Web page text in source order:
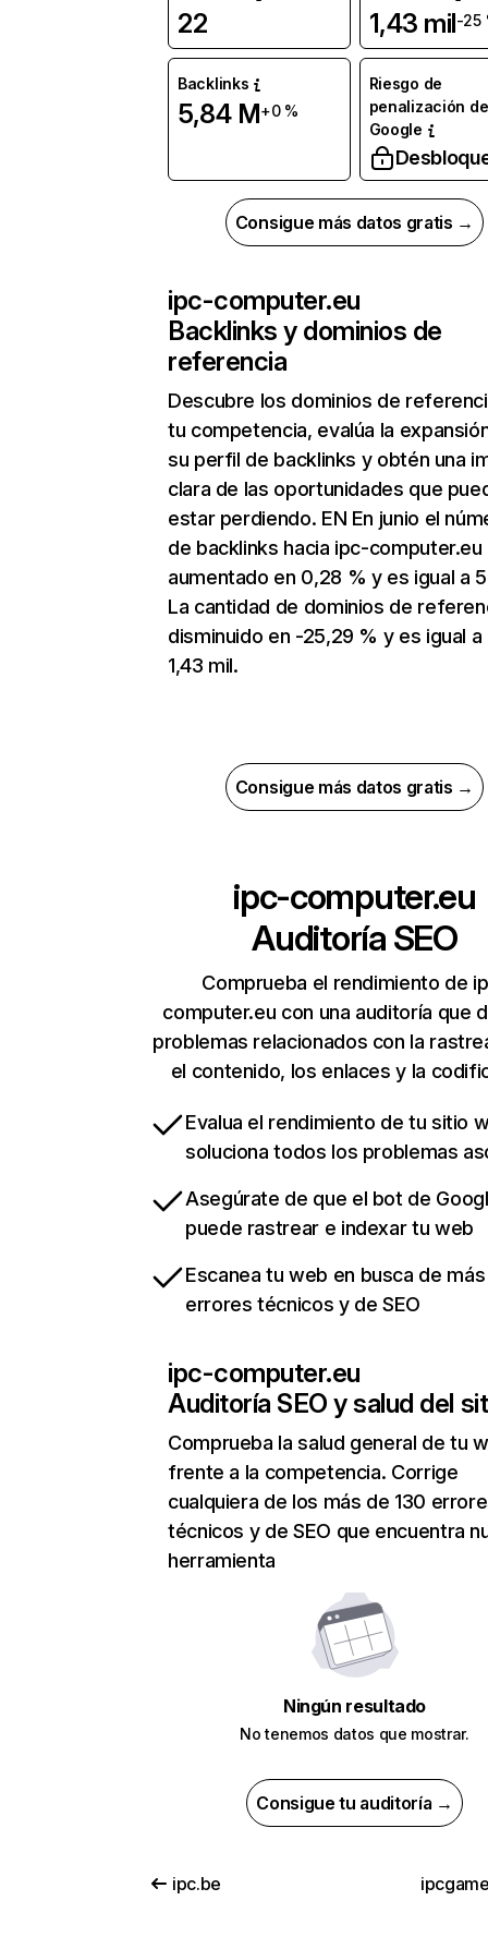
22 1,43 mil-25
Backlinks
5,84 M+0 %
Riesgo de
penalización de
Google
Consigue más datos gratis →
ipc-computer.eu
Backlinks y dominios de
referencia
Descubre los dominios de
tu competencia, evalúa la
su perfil de backlinks y obtén una
clara de las oportunidades que
estar perdiendo. EN En junio el
de backlinks hacia ipc-computer.eu
aumentado en 0,28 % y es igual a
La cantidad de dominios de
disminuido en -25,29 % y es igual a
1,43 mil.
Consigue más datos gratis →
ipc-computer.eu
Auditoría SEO
Comprueba el rendimiento de
computer.eu con una auditoría que
problemas relacionados con la
el contenido, los enlaces y la
Evalua el rendimiento de tu sitio
soluciona todos los problemas
Asegúrate de que el bot de
puede rastrear e indexar tu web
Escanea tu web en busca de
errores técnicos y de SEO
ipc-computer.eu
Auditoría SEO y salud del
Comprueba la salud general de tu
frente a la competencia. Corrige
cualquiera de los más de 130
técnicos y de SEO que encuentra
herramienta
Ningún resultado
No tenemos datos que mostrar.
Consigue tu auditoría →
ipc.be